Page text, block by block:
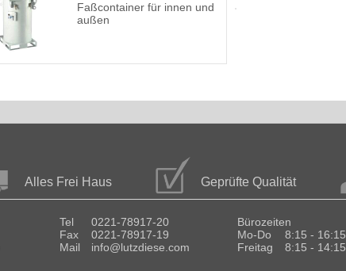
Faßcontainer für innen und
außen
Alles Frei Haus Geprüfte Qualität
Tel
0221-78917-20
Fax
0221-78917-19
Mail
info@lutzdiese.com
Bürozeiten
Mo-Do
8:15 - 16:15
Freitag
8:15 - 14:15